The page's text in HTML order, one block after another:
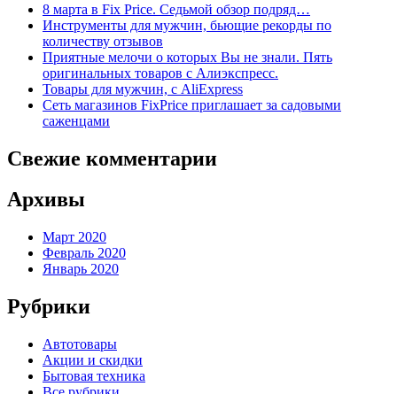
8 марта в Fix Price. Cедьмой обзор подряд…
Инструменты для мужчин, бьющие рекорды по
количеству отзывов
Приятные мелочи о которых Вы не знали. Пять
оригинальных товаров с Алиэкспресс.
Товары для мужчин, с AliExpress
Сеть магазинов FixPrice приглашает за садовыми
саженцами
Свежие комментарии
Архивы
Март 2020
Февраль 2020
Январь 2020
Рубрики
Автотовары
Акции и скидки
Бытовая техника